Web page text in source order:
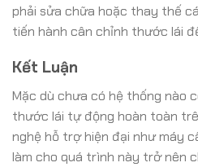
phải sửa chữa hoặc thay thế
tiến hành cân chỉnh thước lái
Kết Luận
Mặc dù chưa có hệ thống nào
thước lái tự động hoàn toàn
nghệ hỗ trợ hiện đại như máy
làm cho quá trình này trở nên